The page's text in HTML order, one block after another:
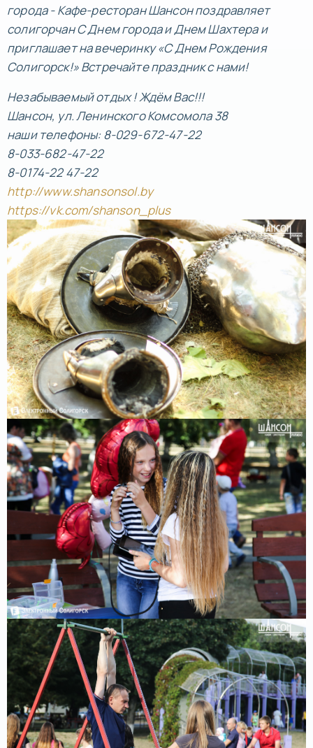
города - Кафе-ресторан Шансон поздравляет
солигорчан С Днем города и Днем Шахтера и
приглашает на вечеринку «С Днем Рождения
Солигорск!» Встречайте праздник с нами!
Незабываемый отдых ! Ждём Вас!!!
Шансон, ул. Ленинского Комсомола 38
наши телефоны: 8-029-672-47-22
8-033-682-47-22
8-0174-22 47-22
http://www.shansonsol.by
https://vk.com/shanson_plus